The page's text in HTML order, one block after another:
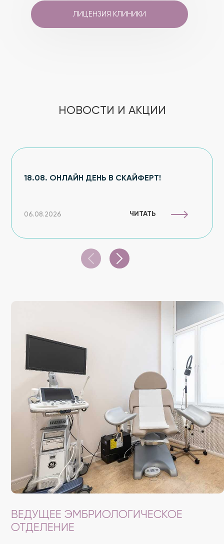
ЛИЦЕНЗИЯ КЛИНИКИ
НОВОСТИ И АКЦИИ
18.08. ОНЛАЙН ДЕНЬ В СКАЙФЕРТ!
06.08.2026 ЧИТАТЬ
ВЕДУЩЕЕ ЭМБРИОЛОГИЧЕСКОЕ
ОТДЕЛЕНИЕ